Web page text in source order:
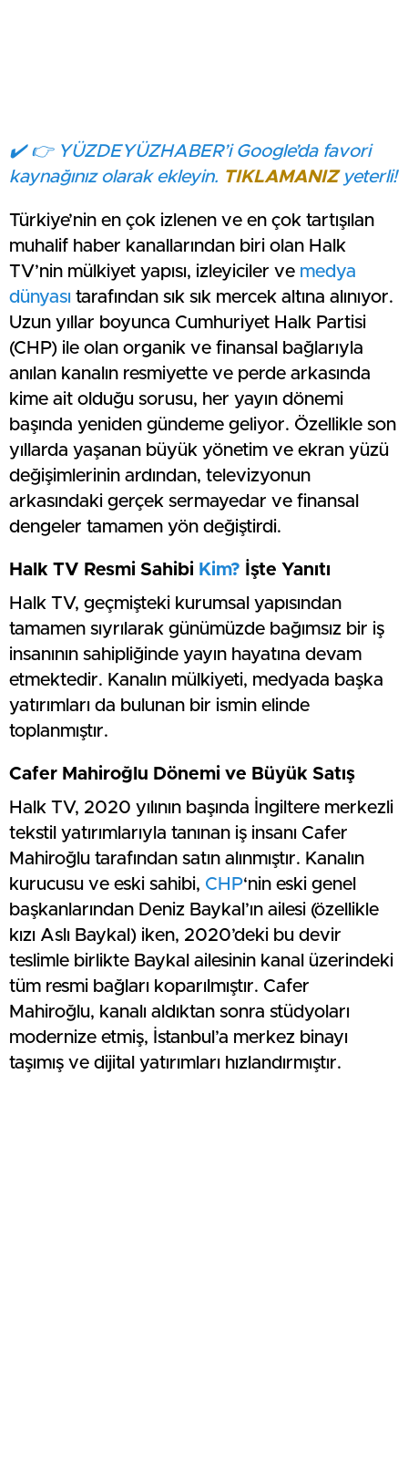
✔️ 👉 YÜZDEYÜZHABER’i Google’da favori
kaynağınız olarak ekleyin. TIKLAMANIZyeterli!
Türkiye’nin en çok izlenen ve en çok tartışılan
muhalif haber kanallarından biri olan Halk
TV’nin mülkiyet yapısı, izleyiciler ve medya
dünyası tarafından sık sık mercek altına alınıyor.
Uzun yıllar boyunca Cumhuriyet Halk Partisi
(CHP) ile olan organik ve finansal bağlarıyla
anılan kanalın resmiyette ve perde arkasında
kime ait olduğu sorusu, her yayın dönemi
başında yeniden gündeme geliyor. Özellikle son
yıllarda yaşanan büyük yönetim ve ekran yüzü
değişimlerinin ardından, televizyonun
arkasındaki gerçek sermayedar ve finansal
dengeler tamamen yön değiştirdi.
Halk TV Resmi Sahibi Kim? İşte Yanıtı
Halk TV, geçmişteki kurumsal yapısından
tamamen sıyrılarak günümüzde bağımsız bir iş
insanının sahipliğinde yayın hayatına devam
etmektedir. Kanalın mülkiyeti, medyada başka
yatırımları da bulunan bir ismin elinde
toplanmıştır.
Cafer Mahiroğlu Dönemi ve Büyük Satış
Halk TV, 2020 yılının başında İngiltere merkezli
tekstil yatırımlarıyla tanınan iş insanı Cafer
Mahiroğlu tarafından satın alınmıştır. Kanalın
kurucusu ve eski sahibi, CHP‘nin eski genel
başkanlarından Deniz Baykal’ın ailesi (özellikle
kızı Aslı Baykal) iken, 2020’deki bu devir
teslimle birlikte Baykal ailesinin kanal üzerindeki
tüm resmi bağları koparılmıştır. Cafer
Mahiroğlu, kanalı aldıktan sonra stüdyoları
modernize etmiş, İstanbul’a merkez binayı
taşımış ve dijital yatırımları hızlandırmıştır.